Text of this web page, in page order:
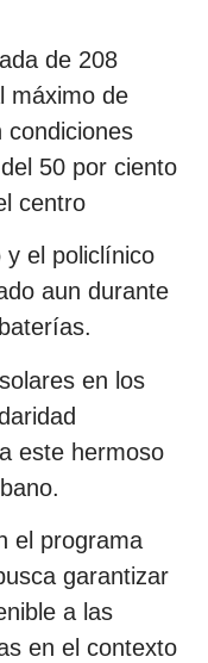
de 208
máximo de
condiciones
50 por ciento
centro
el policlínico
aun durante
en los
este hermoso
el programa
garantizar
a las
en el contexto